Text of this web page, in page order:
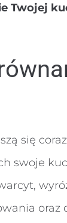
Twojej
się
swoje
oraz